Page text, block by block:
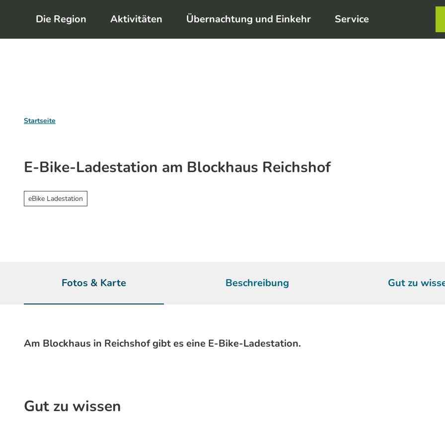
m
Die Region Aktivitäten Übernachtung und Einkehr Service
Startseite
E-Bike-Ladestation am Blockhaus Reichshof
eBike Ladestation
Fotos & Karte Beschreibung Gut zu
Am Blockhaus in Reichshof gibt es eine E-Bike-Ladestation.
Gut zu wissen